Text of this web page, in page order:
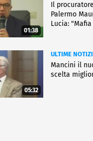
01:38
Il
Palermo
Lucia:
05:32
ULTIME
Mancini il
scelta